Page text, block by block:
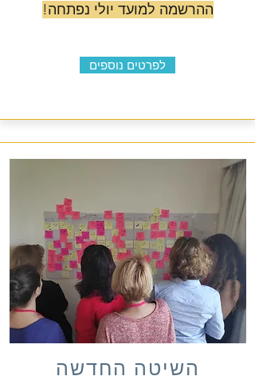
ההרשמה למועד יולי נפתחה!
לפרטים נוספים
השיטה החדשה